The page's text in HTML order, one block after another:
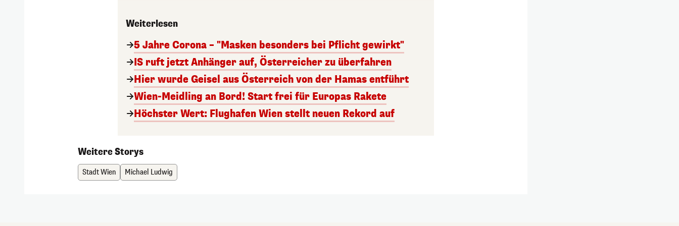
Weiterlesen
5 Jahre Corona – "Masken besonders bei Pflicht gewirkt"
IS ruft jetzt Anhänger auf, Österreicher zu überfahren
Hier wurde Geisel aus Österreich von der Hamas entführt
Wien-Meidling an Bord! Start frei für Europas Rakete
Höchster Wert: Flughafen Wien stellt neuen Rekord auf
Weitere Storys
Stadt Wien Michael Ludwig